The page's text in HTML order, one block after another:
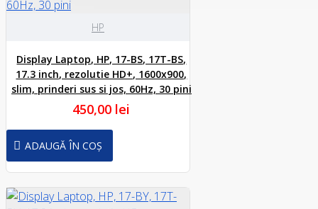
HP
Display Laptop, HP, 17-BS, 17T-BS,
17.3 inch, rezolutie HD+, 1600x900,
slim, prinderi sus si jos, 60Hz, 30 pini
450,00 lei
ADAUGĂ ÎN COȘ